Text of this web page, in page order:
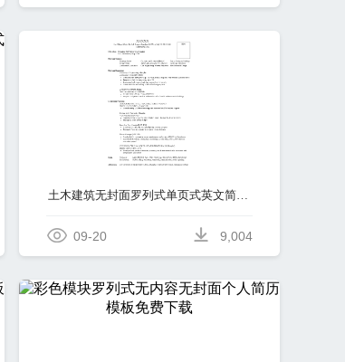
土木建筑无封面罗列式单页式英文简历模板免费下载
09-20 9,004